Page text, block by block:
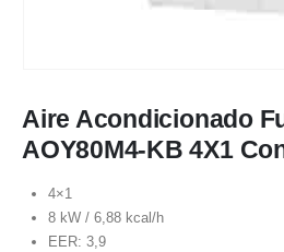
Aire Acondicionado
AOY80M4-KB 4X1
4×1
8 kW / 6,88 kcal/h
EER: 3,9